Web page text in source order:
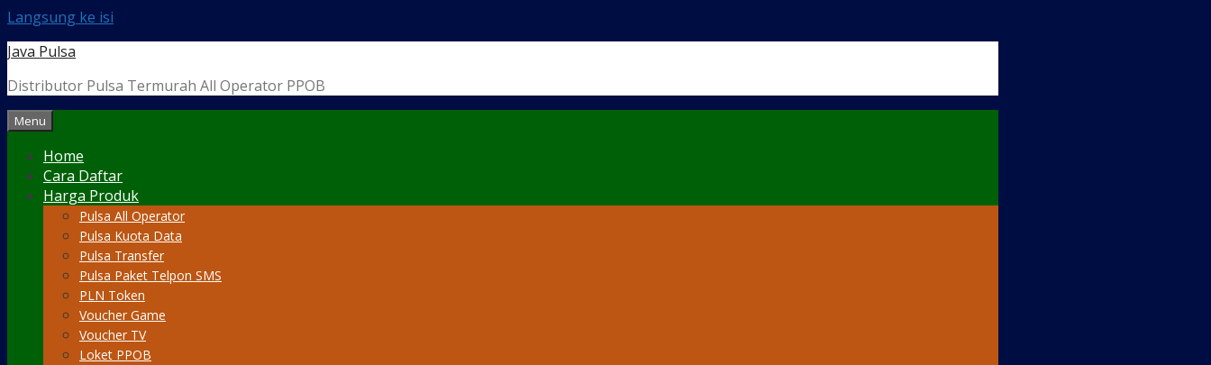
Langsung ke isi
Java Pulsa
Distributor Pulsa Termurah All Operator PPOB
Menu
Home
Cara Daftar
Harga Produk
Pulsa All Operator
Pulsa Kuota Data
Pulsa Transfer
Pulsa Paket Telpon SMS
PLN Token
Voucher Game
Voucher TV
Loket PPOB